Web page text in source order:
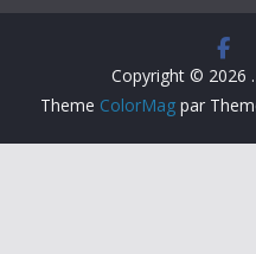
Copyright © 2026
Theme ColorMag par